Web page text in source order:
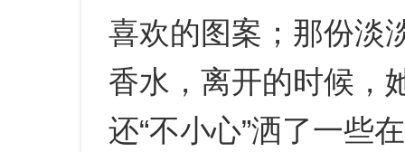
喜欢的图案；那份淡
香水，离开的时候，
还“不小心”洒了一些